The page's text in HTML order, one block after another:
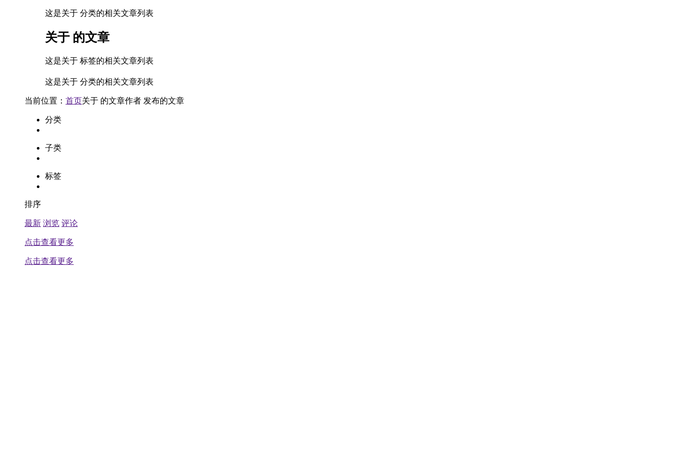
这是关于 分类的相关文章列表
关于 的文章
这是关于 标签的相关文章列表
这是关于 分类的相关文章列表
当前位置： 首页关于 的文章作者 发布的文章
分类
子类
标签
排序
最新 浏览 评论
点击查看更多
点击查看更多